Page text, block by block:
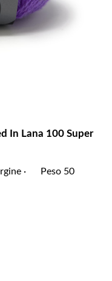
In Lana 100 Super
· Peso 50